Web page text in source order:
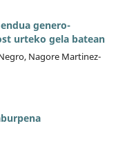
genero-
urteko gela batean
Nagore Martinez-